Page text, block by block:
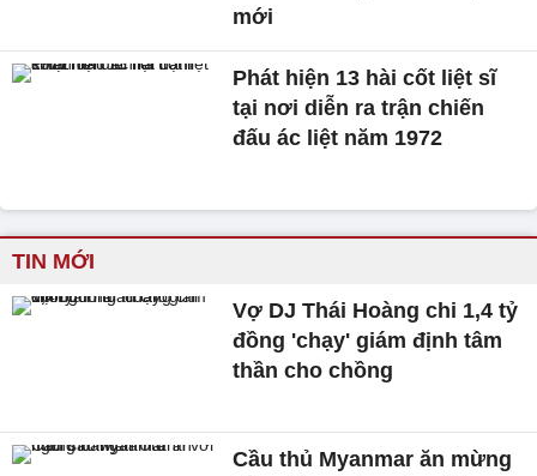
mới
Phát hiện 13 hài cốt liệt sĩ
tại nơi diễn ra trận chiến
đấu ác liệt năm 1972
TIN MỚI
Vợ DJ Thái Hoàng chi 1,4 tỷ
đồng 'chạy' giám định tâm
thần cho chồng
Cầu thủ Myanmar ăn mừng